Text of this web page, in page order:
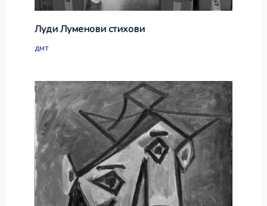
Луди Луменови стихови
дмт